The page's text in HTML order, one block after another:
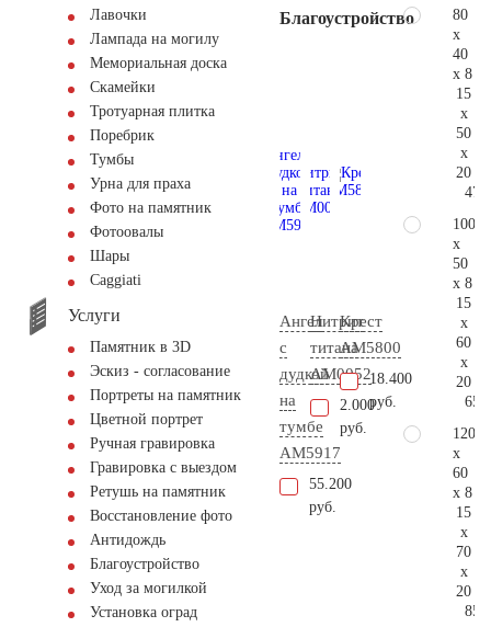
Лавочки
Лампада на могилу
Мемориальная доска
Скамейки
Тротуарная плитка
Поребрик
Тумбы
Урна для праха
Фото на памятник
Фотоовалы
Шары
Сaggiati
Услуги
Памятник в 3D
Эскиз - согласование
Портреты на памятник
Цветной портрет
Ручная гравировка
Гравировка с выездом
Ретушь на памятник
Восстановление фото
Антидождь
Благоустройство
Уход за могилкой
Установка оград
Благоустройство
Ангел
с
дудкой
на
тумбе
AM5917
55.200
руб.
Нитрит
титана
AM0052
2.000
руб.
Крест
AM5800
18.400
руб.
80
x
40
x 8
15
x
50
x
20
100
x
50
x 8
15
x
60
x
20
120
x
60
x 8
15
x
70
x
20